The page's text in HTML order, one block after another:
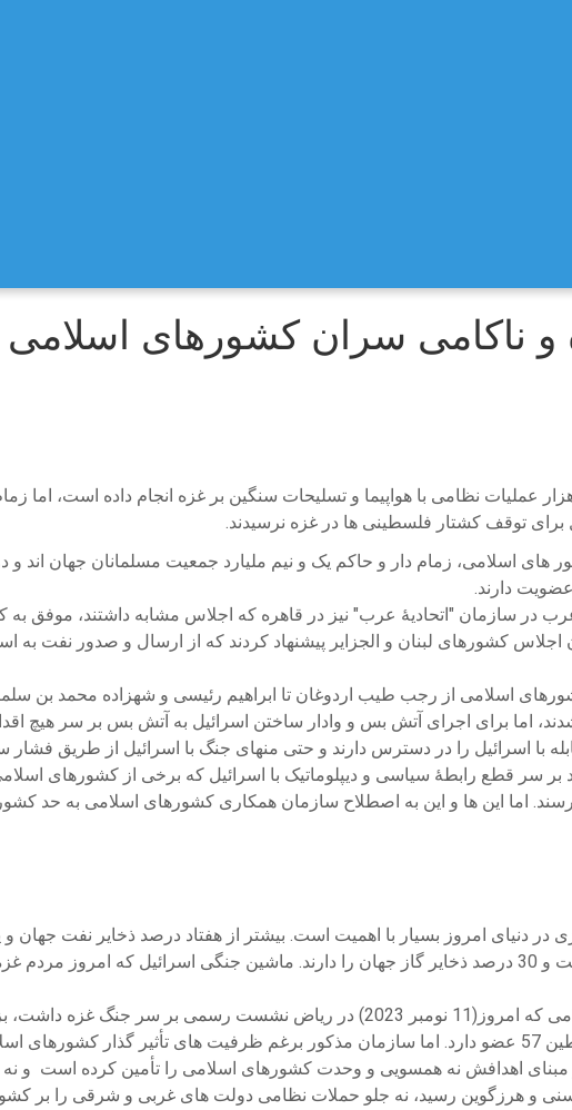
و ناکامی سران کشورهای
توقف کشتار فلسطینی ها در غزه نرسیدند.
دارند.
زمام داران دنیای عرب در سازمان "اتحادیۀ عرب" نیز در قاهره که اجلاس مشابه
کشورهای لبنان و الجزایر پیشنهاد کردند که از ارسال و صدور نفت به
اسلامی از رجب طیب اردوغان تا ابراهیم رئیسی و شهزاده محمد بن
با اسرائیل را در دسترس دارند و حتی منهای جنگ با اسرائیل از طریق
بر سر قطع رابطۀ سیاسی و دیپلوماتیک با اسرائیل که برخی از کشورهای
اما این ها و این به اصطلاح سازمان همکاری کشورهای اسلامی به حد
در دنیای امروز بسیار با اهمیت است. بیشتر از هفتاد درصد ذخایر نفت
خیز مسلمان در خلیج فارس66 در صد کل ذخایر نفت و 30 درصد ذخایر گاز جهان را دارند. ماشین
سازمان کنفرانس اسلامی یا سازمان همکاری اسلامی که امروز(11 نومبر
در می 1971 ایجاد شد. این سازمان به شمول فلسطین 57 عضو دارد. اما سازمان مذکور برغم ظرفیت
مبنای اهدافش نه همسویی و وحدت کشورهای اسلامی را تأمین کرده است و
و هرزگوین رسید، نه جلو حملات نظامی دولت های غربی و شرقی را بر